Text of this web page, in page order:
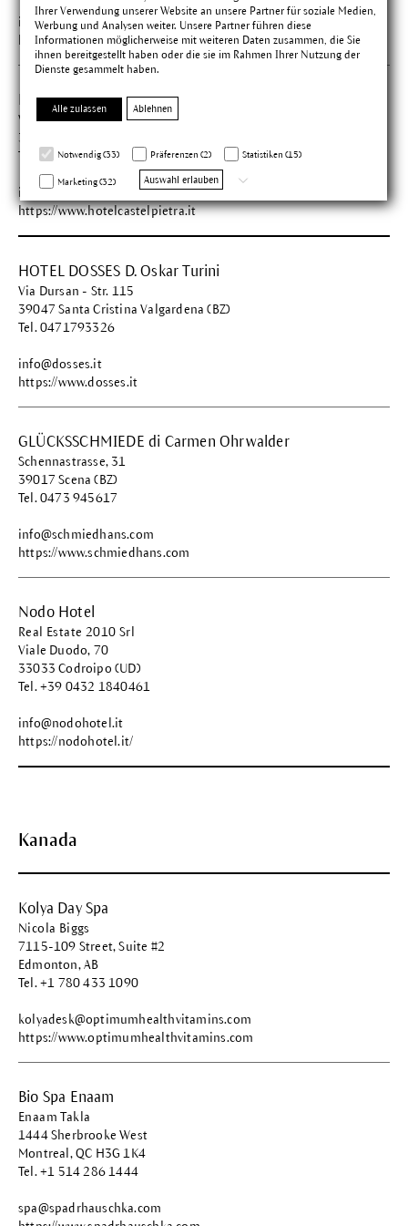
Ihrer Verwendung unserer Website an unsere Partner für soziale Medien,
Werbung und Analysen weiter. Unsere Partner führen diese
Informationen möglicherweise mit weiteren Daten zusammen, die Sie
ihnen bereitgestellt haben oder die sie im Rahmen Ihrer Nutzung der
Dienste gesammelt haben.
Alle zulassen Ablehnen
Notwendig (33) Präferenzen (2) Statistiken (15)
Marketing (32) Auswahl erlauben
info@casaraphael.com
https://www.casaraphael.com
Hotel Castel Pietra snc
Via Venezia, 28
38050 Fiera di Primiero (TN)
Tel. +39 0439 763171
info@hotelcastelpietra.it
https://www.hotelcastelpietra.it
HOTEL DOSSES D. Oskar Turini
Via Dursan - Str. 115
39047 Santa Cristina Valgardena (BZ)
Tel. 0471793326
info@dosses.it
https://www.dosses.it
GLÜCKSSCHMIEDE di Carmen Ohrwalder
Schennastrasse, 31
39017 Scena (BZ)
Tel. 0473 945617
info@schmiedhans.com
https://www.schmiedhans.com
Nodo Hotel
Real Estate 2010 Srl
Viale Duodo, 70
33033 Codroipo (UD)
Tel. +39 0432 1840461
info@nodohotel.it
https://nodohotel.it/
Kanada
Kolya Day Spa
Nicola Biggs
7115-109 Street, Suite #2
Edmonton, AB
Tel. +1 780 433 1090
kolyadesk@optimumhealthvitamins.com
https://www.optimumhealthvitamins.com
Bio Spa Enaam
Enaam Takla
1444 Sherbrooke West
Montreal, QC H3G 1K4
Tel. +1 514 286 1444
spa@spadrhauschka.com